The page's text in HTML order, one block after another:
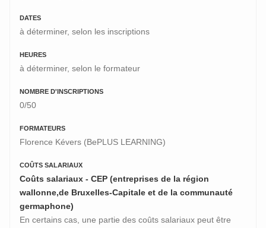
DATES
à déterminer, selon les inscriptions
HEURES
à déterminer, selon le formateur
NOMBRE D'INSCRIPTIONS
0/50
FORMATEURS
Florence Kévers (BePLUS LEARNING)
COÛTS SALARIAUX
Coûts salariaux - CEP (entreprises de la région
wallonne,de Bruxelles-Capitale et de la communauté
germaphone)
En certains cas, une partie des coûts salariaux peut être